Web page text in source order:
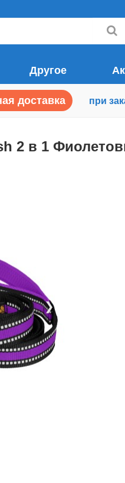
Другое
доставка при
2 в 1
❯